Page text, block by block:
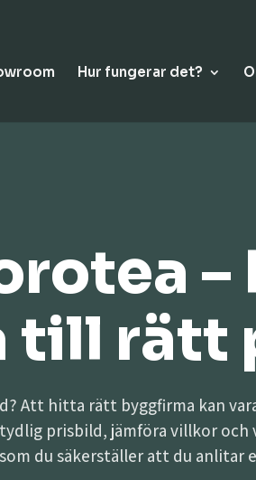
Hur fungerar det?
–
till rätt
Att hitta rätt byggfirma kan
prisbild, jämföra villkor
du säkerställer att du anlitar